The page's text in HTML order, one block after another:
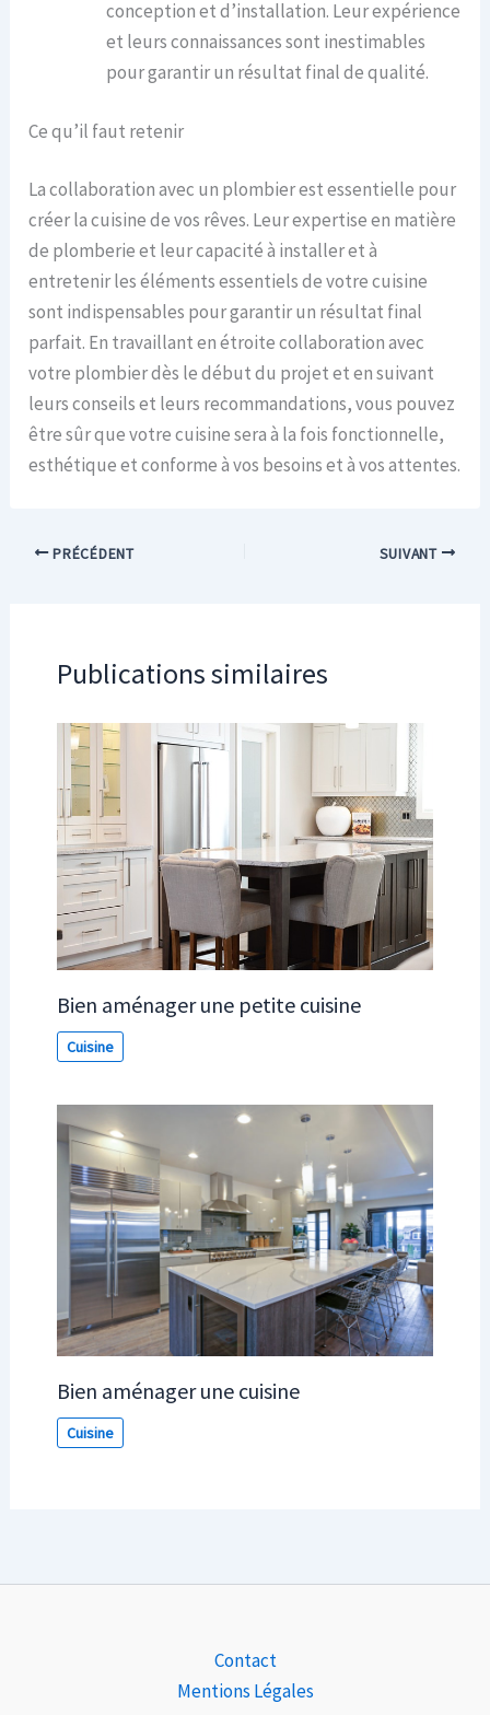
conception et d’installation. Leur expérience
et leurs connaissances sont inestimables
pour garantir un résultat final de qualité.
Ce qu’il faut retenir
La collaboration avec un plombier est essentielle pour
créer la cuisine de vos rêves. Leur expertise en matière
de plomberie et leur capacité à installer et à
entretenir les éléments essentiels de votre cuisine
sont indispensables pour garantir un résultat final
parfait. En travaillant en étroite collaboration avec
votre plombier dès le début du projet et en suivant
leurs conseils et leurs recommandations, vous pouvez
être sûr que votre cuisine sera à la fois fonctionnelle,
esthétique et conforme à vos besoins et à vos attentes.
PRÉCÉDENT SUIVANT
Publications similaires
Bien aménager une petite cuisine
Cuisine
Bien aménager une cuisine
Cuisine
Contact
Mentions Légales